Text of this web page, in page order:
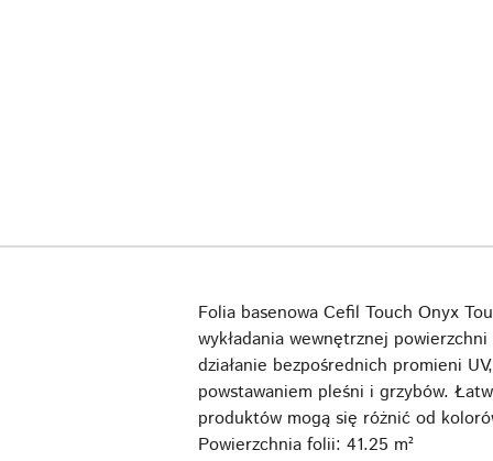
Folia basenowa Cefil Touch Onyx
wykładania wewnętrznej
działanie bezpośrednich promieni
powstawaniem pleśni i grzybów.
produktów mogą się różnić od
Powierzchnia folii: 41.25 m²